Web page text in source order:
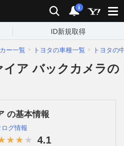
検索 通知
i
ID新規取得
ー一覧 トヨタの車種一覧 トヨタの
イア バックカメラの
の基本情報
ログ情報
4.1